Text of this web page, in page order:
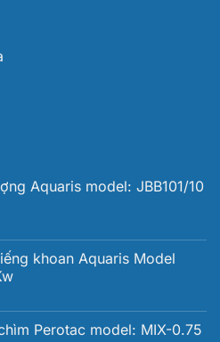
Aquaris model: JBB101/10
khoan Aquaris Model
Perotac model: MIX-0.75